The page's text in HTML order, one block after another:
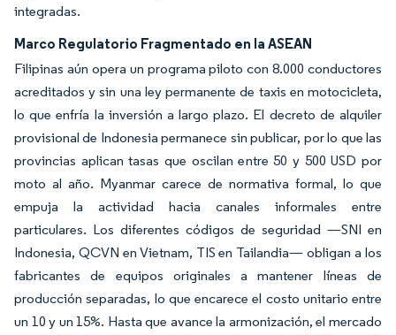
integradas.
Marco Regulatorio Fragmentado en la ASEAN
Filipinas aún opera un programa piloto con 8.000 conductores
acreditados y sin una ley permanente de taxis en motocicleta,
lo que enfría la inversión a largo plazo. El decreto de alquiler
provisional de Indonesia permanece sin publicar, por lo que las
provincias aplican tasas que oscilan entre 50 y 500 USD por
moto al año. Myanmar carece de normativa formal, lo que
empuja la actividad hacia canales informales entre
particulares. Los diferentes códigos de seguridad —SNI en
Indonesia, QCVN en Vietnam, TIS en Tailandia— obligan a los
fabricantes de equipos originales a mantener líneas de
producción separadas, lo que encarece el costo unitario entre
un 10 y un 15%. Hasta que avance la armonización, el mercado